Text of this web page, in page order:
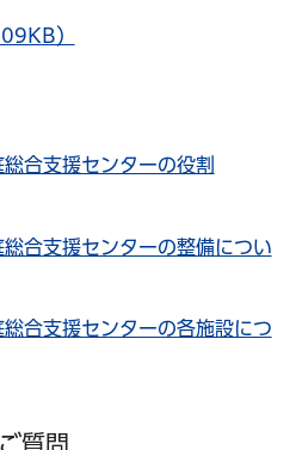
）
合支援センターの役割
総合支援センターの整備につい
総合支援センターの各施設につ
質問